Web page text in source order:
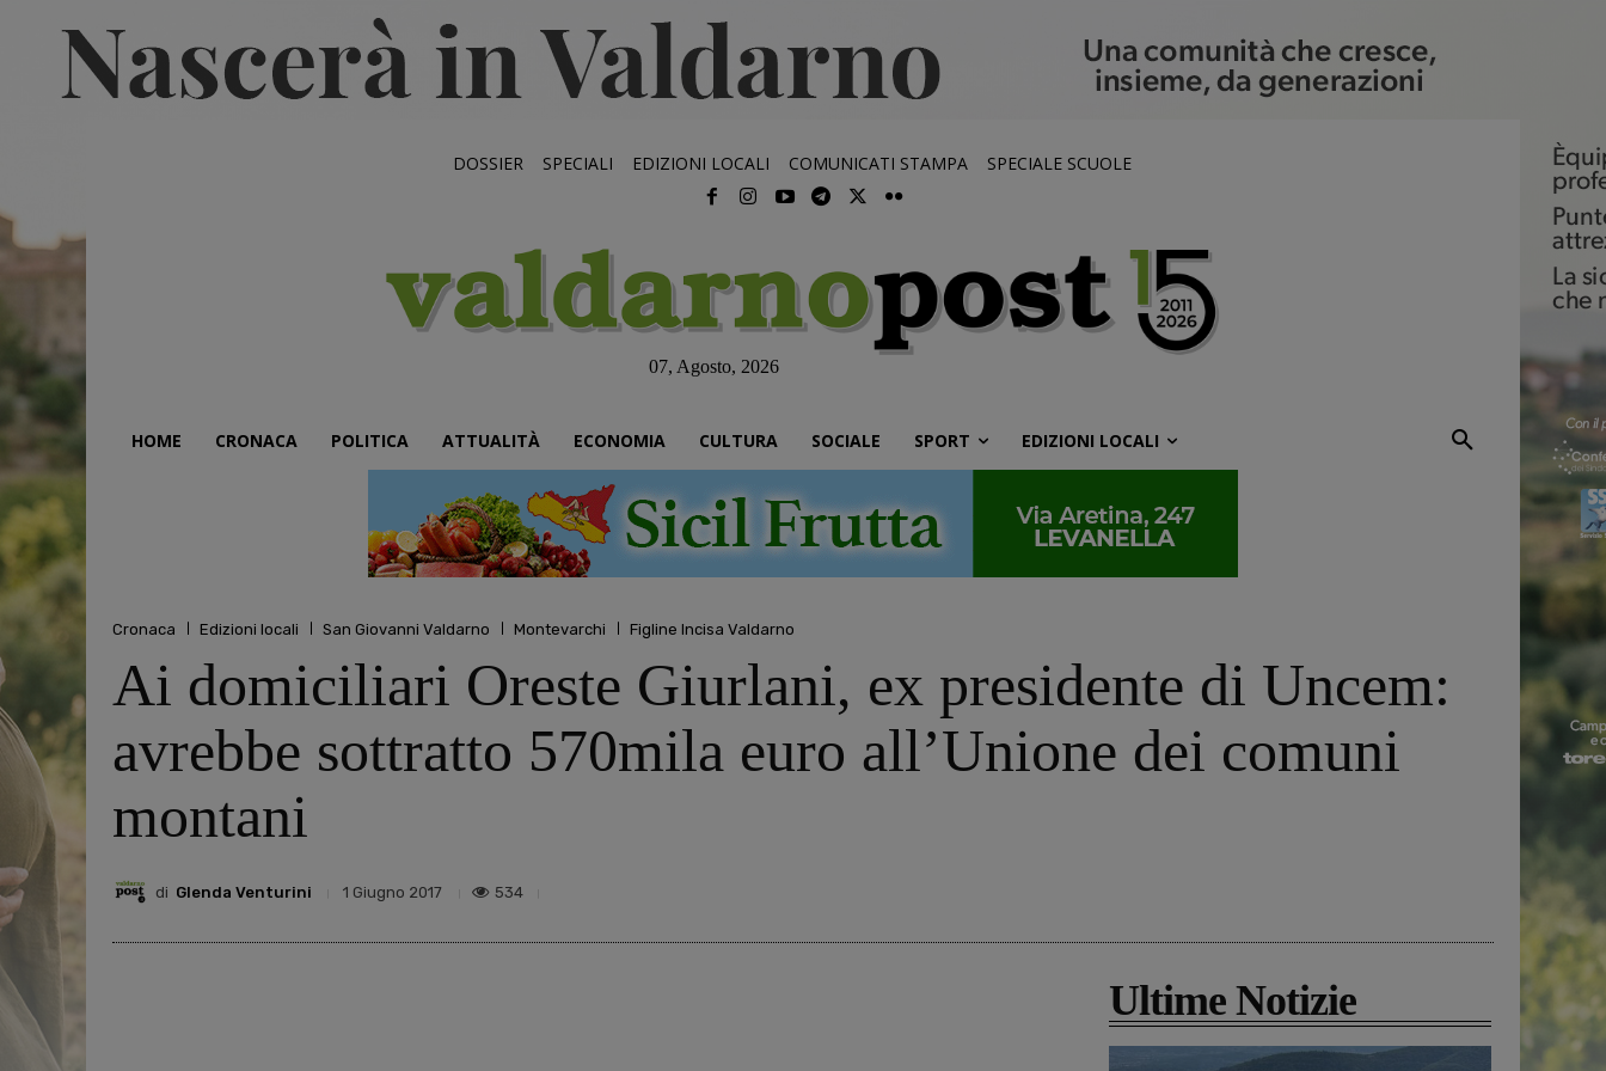
DOSSIER SPECIALI EDIZIONI LOCALI COMUNICATI STAMPA SPECIALE SCUOLE
07, Agosto, 2026
HOME CRONACA POLITICA ATTUALITÀ ECONOMIA CULTURA SOCIALE SPORT EDIZIONI LOCALI
Cronaca Edizioni locali San Giovanni Valdarno Montevarchi Figline Incisa Valdarno
Ai domiciliari Oreste Giurlani, ex presidente di Uncem:
avrebbe sottratto 570mila euro all’Unione dei comuni
montani
di Glenda Venturini 1 Giugno 2017 534
Ultime Notizie